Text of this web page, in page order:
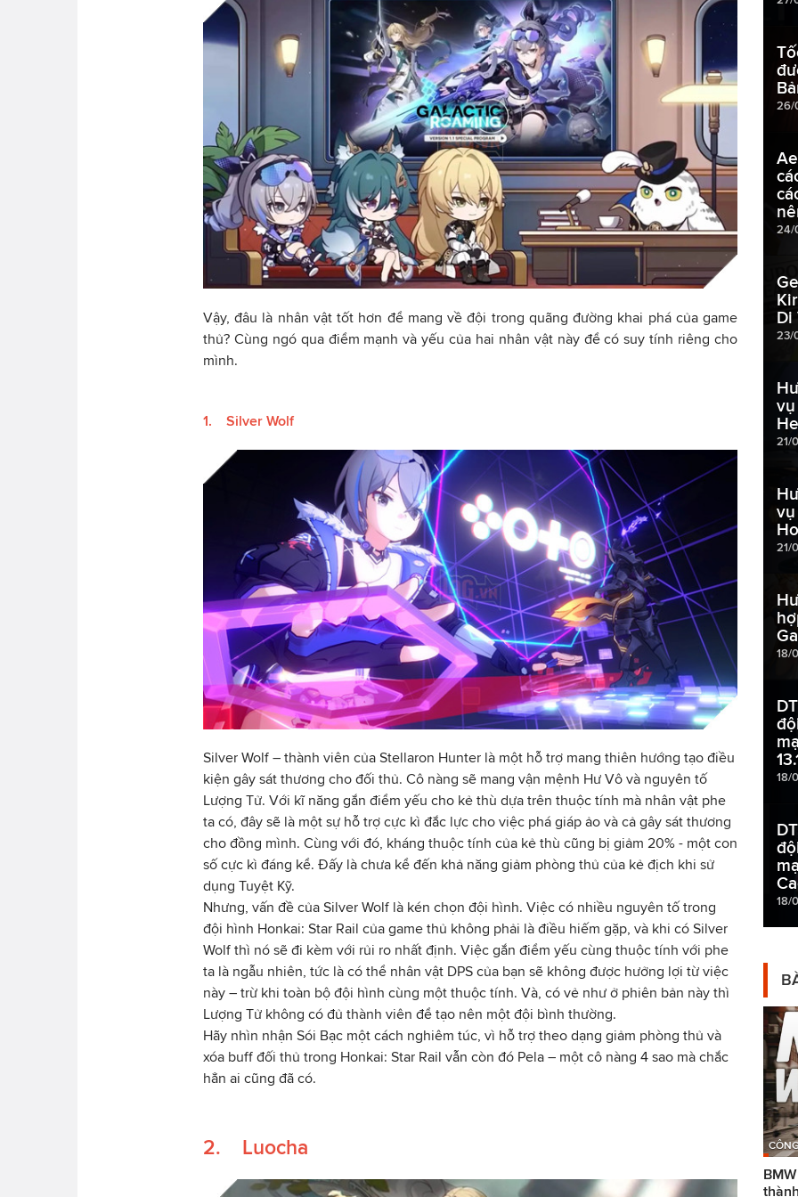
Vậy, đâu là nhân vật tốt hơn để mang về đội trong quãng đường khai phá của game
thủ? Cùng ngó qua điểm mạnh và yếu của hai nhân vật này để có suy tính riêng cho
mình.
1. Silver Wolf
Silver Wolf – thành viên của Stellaron Hunter là một hỗ trợ mang thiên hướng tạo điều
kiện gây sát thương cho đối thủ. Cô nàng sẽ mang vận mệnh Hư Vô và nguyên tố
Lượng Tử. Với kĩ năng gắn điểm yếu cho kẻ thù dựa trên thuộc tính mà nhân vật phe
ta có, đây sẽ là một sự hỗ trợ cực kì đắc lực cho việc phá giáp ảo và cả gây sát thương
cho đồng mình. Cùng với đó, kháng thuộc tính của kẻ thù cũng bị giảm 20% - một con
số cực kì đáng kể. Đấy là chưa kể đến khả năng giảm phòng thủ của kẻ địch khi sử
dụng Tuyệt Kỹ.
Nhưng, vấn đề của Silver Wolf là kén chọn đội hình. Việc có nhiều nguyên tố trong
đội hình Honkai: Star Rail của game thủ không phải là điều hiếm gặp, và khi có Silver
Wolf thì nó sẽ đi kèm với rủi ro nhất định. Việc gắn điểm yếu cùng thuộc tính với phe
ta là ngẫu nhiên, tức là có thể nhân vật DPS của bạn sẽ không được hưởng lợi từ việc
này – trừ khi toàn bộ đội hình cùng một thuộc tính. Và, có vẻ như ở phiên bản này thì
Lượng Tử không có đủ thành viên để tạo nên một đội bình thường.
Hãy nhìn nhận Sói Bạc một cách nghiêm túc, vì hỗ trợ theo dạng giảm phòng thủ và
xóa buff đối thủ trong Honkai: Star Rail vẫn còn đó Pela – một cô nàng 4 sao mà chắc
hẳn ai cũng đã có.
2. Luocha
26/
24/
Di
23/
vụ
21/
21/
18/
18/
18/